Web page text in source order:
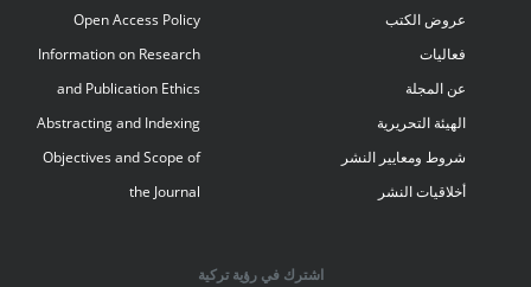
عروض الكتب
فعاليات
عن المجلة
الهيئة التحريرية
شروط ومعايير النشر
أخلاقيات النشر
Open Access Policy
Information on Research
and Publication Ethics
Abstracting and Indexing
Objectives and Scope of
the Journal
اشترك في رؤية تركية